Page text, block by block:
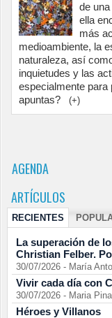
de
ella
más
medioambiente, la
naturaleza, así
inquietudes y las
especialmente para
apuntas?
(+)
AGENDA
ARTÍCULOS
RECIENTES
La superación de
Christian Felber.
30/07/2026 - María
Vivir cada día con
30/07/2026 - Maria
Héroes y Villanos